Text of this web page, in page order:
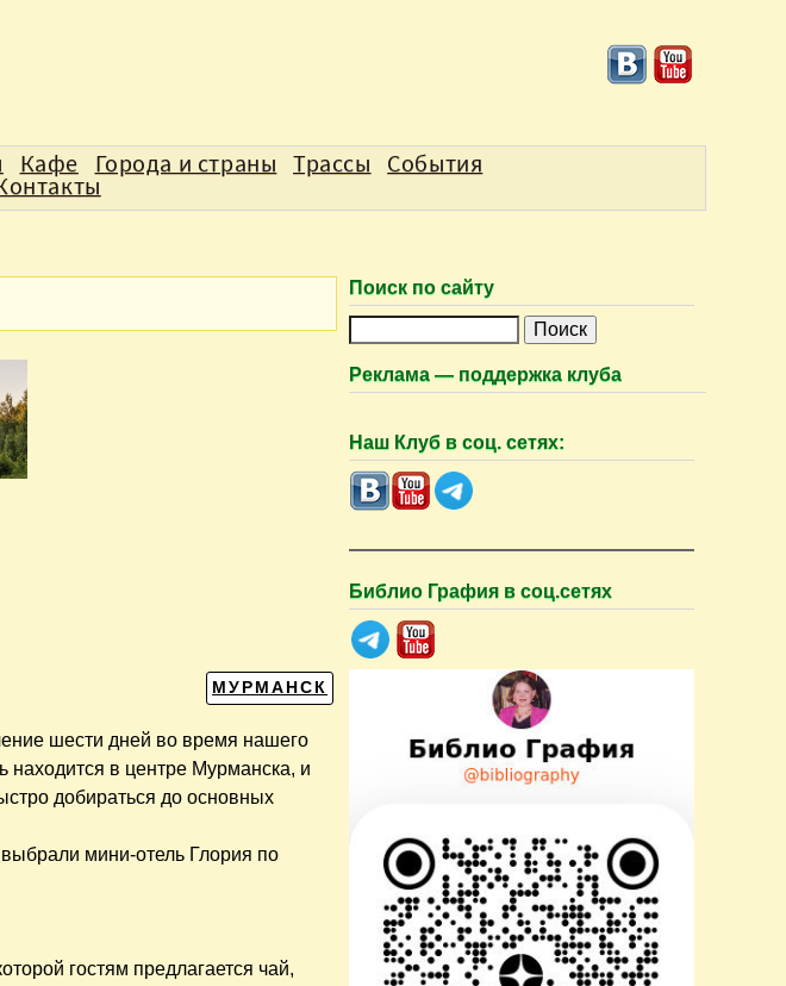
МУРМАНСК
шести дней во время нашего
находится в центре Мурманска, и
добираться до основных
мини-отель Глория по
гостям предлагается чай,
Кафе Города и страны Трассы События
Поиск по сайту
и
к
Реклама — поддержка клуба
Наш Клуб в соц. сетях:
Библио Графия в соц.сетях